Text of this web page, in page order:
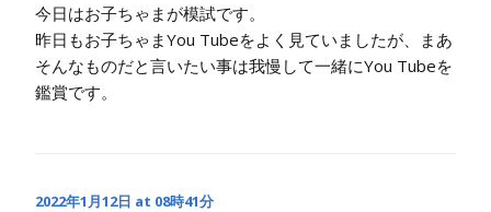
今日はお子ちゃまが模試です。
昨日もお子ちゃまYou Tubeをよく見ていましたが、まあ
そんなものだと言いたい事は我慢して一緒にYou Tubeを
鑑賞です。
2022年1月12日 at 08時41分